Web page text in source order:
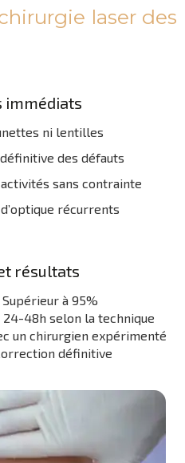
laser des
immédiats
ni lentilles
des défauts
sans contrainte
récurrents
résultats
Supérieur à 95%
24-48h selon la technique
un chirurgien expérimenté
définitive